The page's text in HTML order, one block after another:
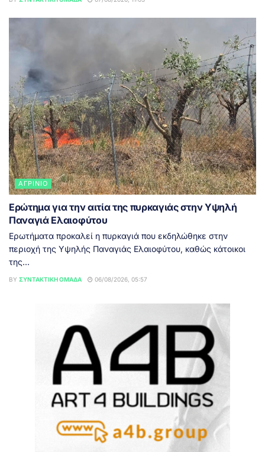
ΑΓΡΊΝΙΟ
Ερώτημα για την αιτία της πυρκαγιάς στην Υψηλή
Παναγιά Ελαιοφύτου
Ερωτήματα προκαλεί η πυρκαγιά που εκδηλώθηκε στην
περιοχή της Υψηλής Παναγιάς Ελαιοφύτου, καθώς κάτοικοι
της...
BY ΣΥΝΤΑΚΤΙΚΉ ΟΜΆΔΑ 06/08/2026, 05:57